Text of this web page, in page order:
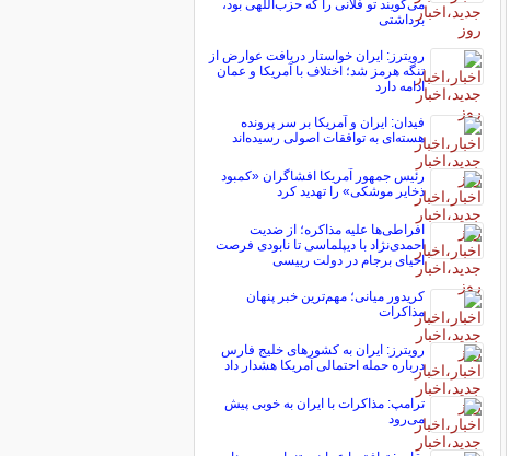
می‌گویند تو فلانی را که حزب‌اللهی بود،
برداشتی
رویترز: ایران خواستار دریافت عوارض از
تنگه هرمز شد؛ اختلاف با آمریکا و عمان
ادامه دارد
فیدان: ایران و آمریکا بر سر پرونده
هسته‌ای به توافقات اصولی رسیده‌اند
رئیس جمهور آمریکا افشاگران «کمبود
ذخایر موشکی» را تهدید کرد
افراطی‌ها علیه مذاکره؛ از ضدیت
احمدی‌نژاد با دیپلماسی تا نابودی فرصت
احیای برجام در دولت رییسی
کریدور میانی؛ مهم‌ترین خبر پنهان
مذاکرات
رویترز: ایران به کشورهای خلیج فارس
درباره حمله احتمالی آمریکا هشدار داد
ترامپ: مذاکرات با ایران به خوبی پیش
می‌رود